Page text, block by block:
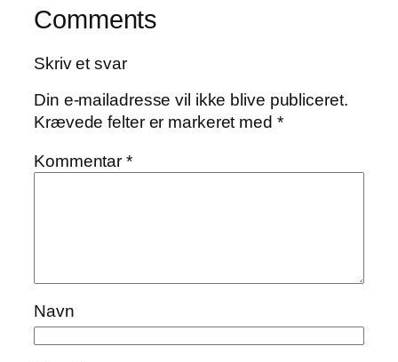
Comments
Skriv et svar
Din e-mailadresse vil ikke blive publiceret.
Krævede felter er markeret med *
Kommentar*
Navn